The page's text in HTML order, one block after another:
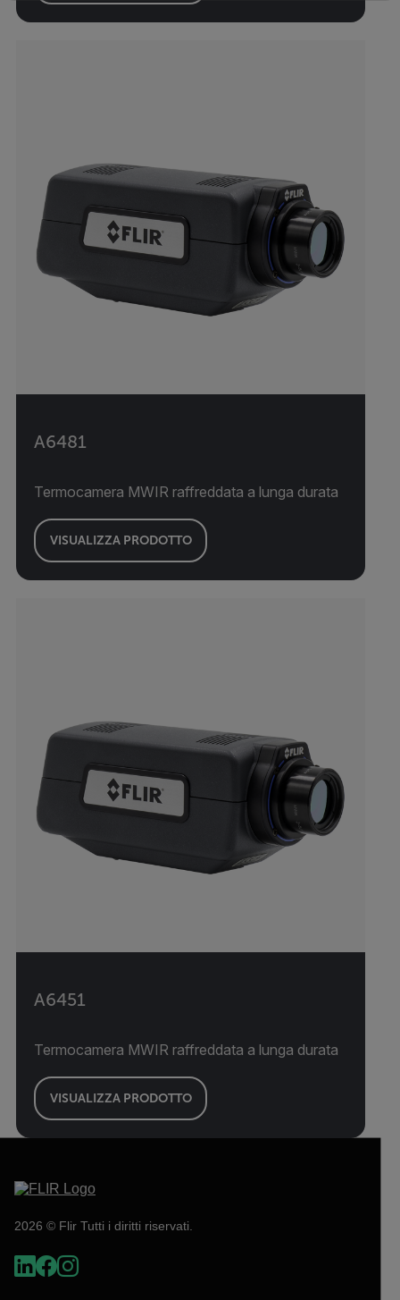
A6481
Termocamera MWIR raffreddata a lunga durata
VISUALIZZA PRODOTTO
A6451
Termocamera MWIR raffreddata a lunga durata
VISUALIZZA PRODOTTO
2026 © Flir Tutti i diritti riservati.